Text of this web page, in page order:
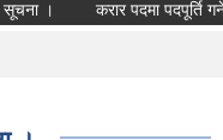
। करार पदमा पदपूर्ति